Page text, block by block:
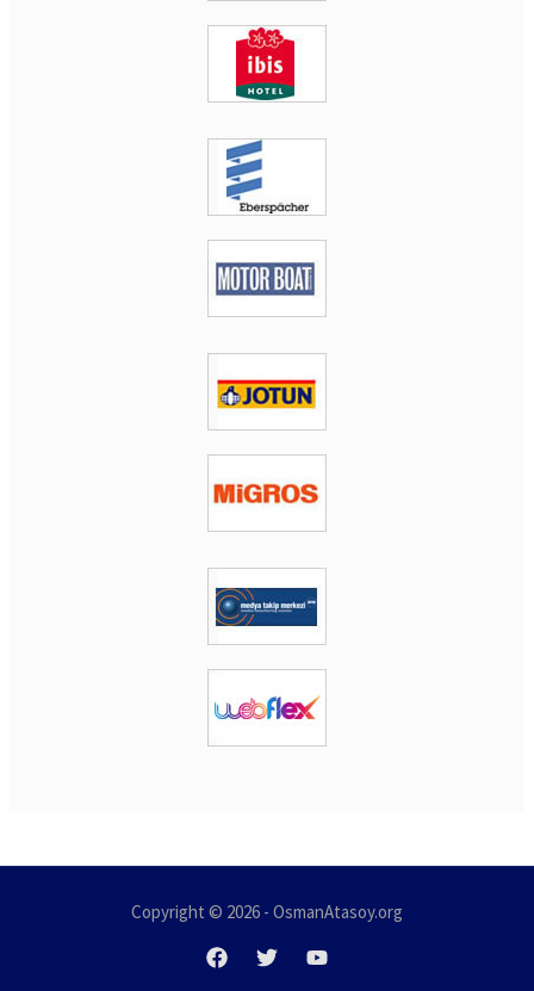
Copyright © 2026 - OsmanAtasoy.org